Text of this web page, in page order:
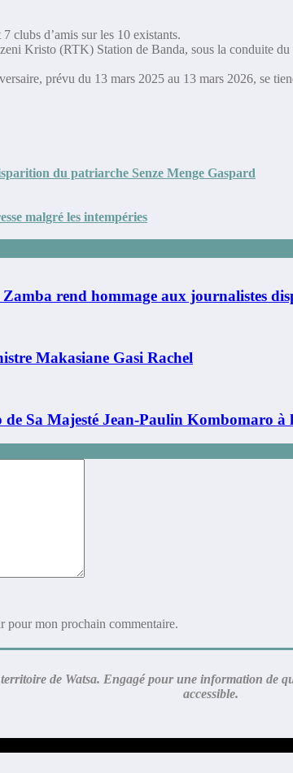
clubs d’amis sur les 10 existants.
Kristo (RTK) Station de Banda, sous la conduite
prévu du 13 mars 2025 au 13 mars 2026, se
du patriarche Senze Menge Gaspard
malgré les intempéries
rend hommage aux journalistes
Makasiane Gasi Rachel
Sa Majesté Jean-Paulin Kombomaro à
pour mon prochain commentaire.
de Watsa. Engagé pour une information de
accessible.